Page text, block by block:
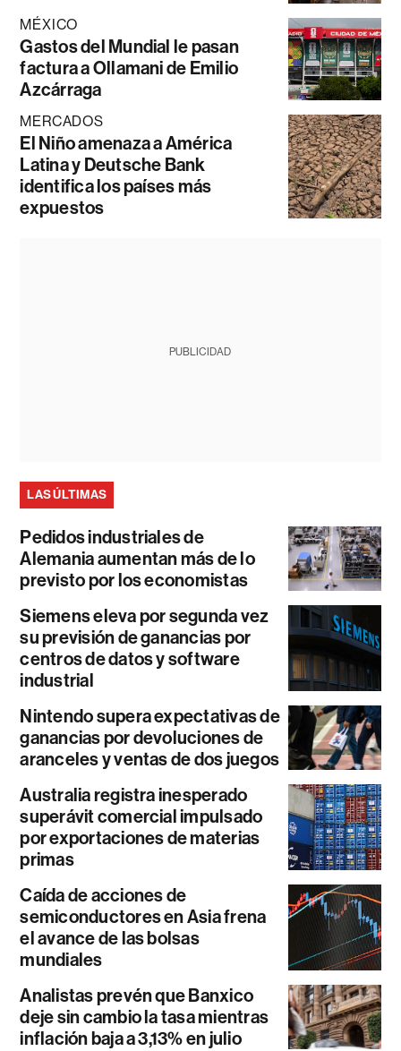
MÉXICO
Gastos del Mundial le pasan
factura a Ollamani de Emilio
Azcárraga
MERCADOS
El Niño amenaza a América
Latina y Deutsche Bank
identifica los países más
expuestos
PUBLICIDAD
LAS ÚLTIMAS
Pedidos industriales de
Alemania aumentan más de lo
previsto por los economistas
Siemens eleva por segunda vez
su previsión de ganancias por
centros de datos y software
industrial
Nintendo supera expectativas de
ganancias por devoluciones de
aranceles y ventas de dos juegos
Australia registra inesperado
superávit comercial impulsado
por exportaciones de materias
primas
Caída de acciones de
semiconductores en Asia frena
el avance de las bolsas
mundiales
Analistas prevén que Banxico
deje sin cambio la tasa mientras
inflación baja a 3,13% en julio